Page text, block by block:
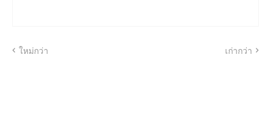
ใหม่กว่า เก่ากว่า